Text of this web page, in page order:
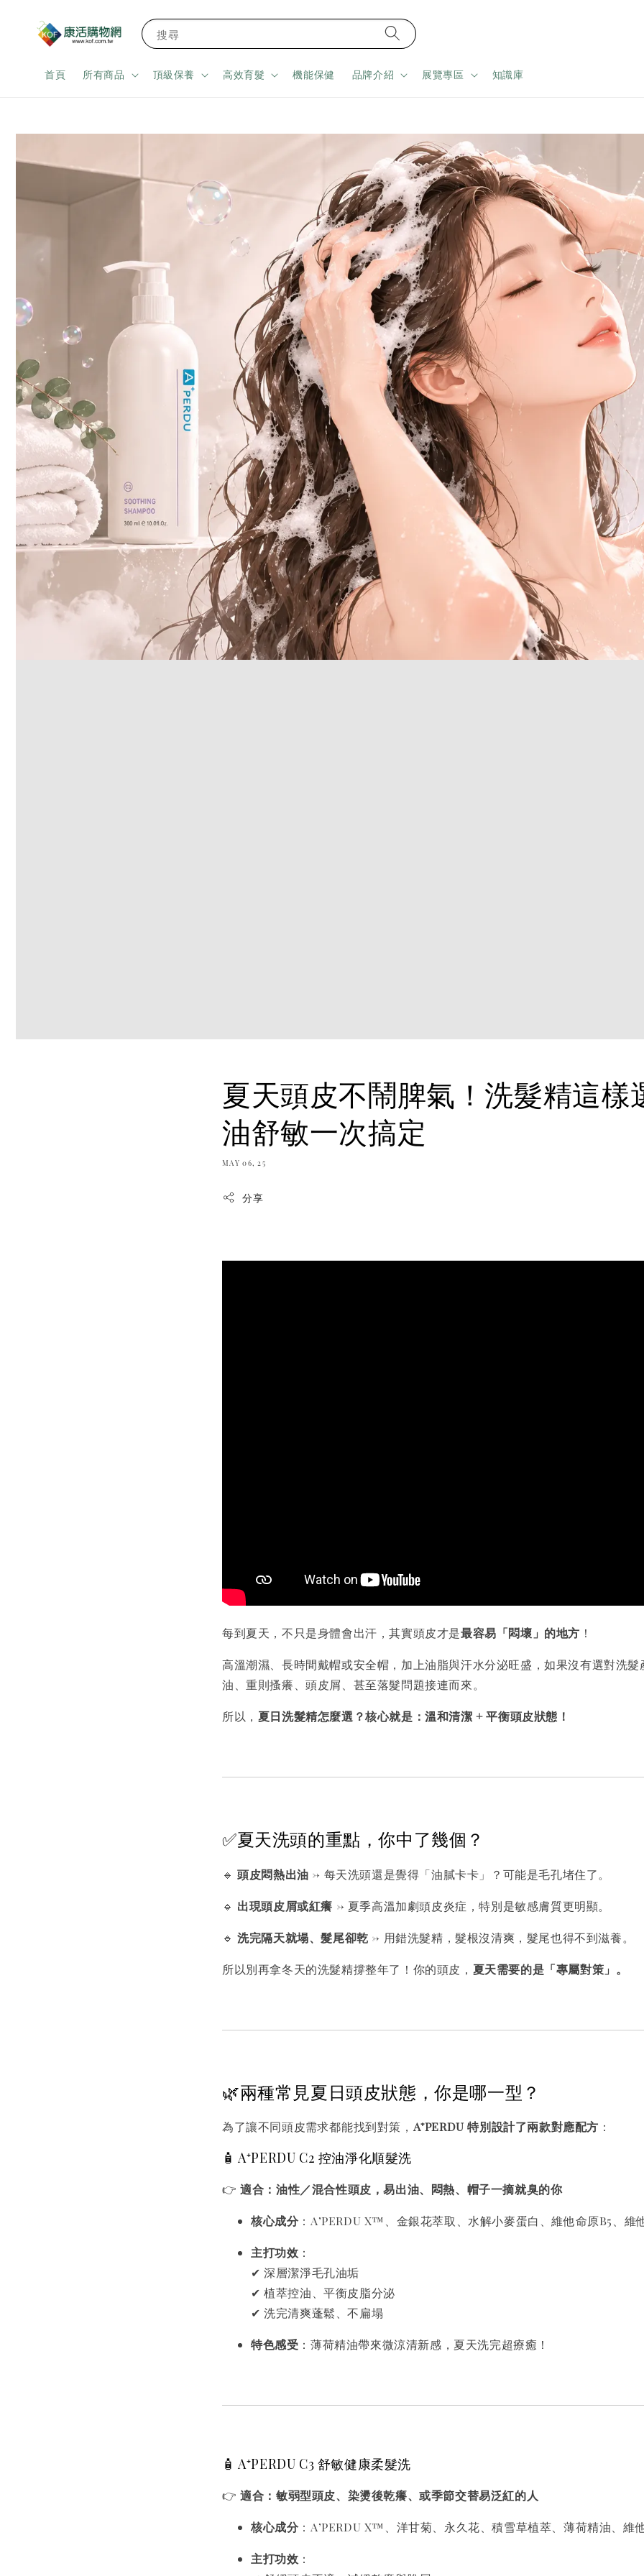
搜尋
首頁 所有商品 頂級保養 高效育髮 機能保健 品牌介紹 展覽專區 知識庫
夏天頭皮不鬧脾氣！洗髮精這樣
油舒敏一次搞定
MAY 06, 25
分享
每到夏天，不只是身體會出汗，其實頭皮才是最容易「悶壞」的地方 ！
高溫潮濕、長時間戴帽或安全帽，加上油脂與汗水分泌旺盛，如果沒有選對洗
油、重則搔癢、頭皮屑、甚至落髮問題接連而來。
所以， 夏日洗髮精怎麼選？核心就是：溫和清潔 + 平衡頭皮狀態！
✅夏天洗頭的重點，你中了幾個？
🔹頭皮悶熱出油 → 每天洗頭還是覺得「油膩卡卡」？可能是毛孔堵住了。
🔹 出現頭皮屑或紅癢 → 夏季高溫加劇頭皮炎症，特別是敏感膚質更明顯。
🔹洗完隔天就塌、髮尾卻乾 → 用錯洗髮精，髮根沒清爽，髮尾也得不到滋養。
所以別再拿冬天的洗髮精撐整年了！你的頭皮， 夏天需要的是「專屬對策」。
🌿兩種常見夏日頭皮狀態，你是哪一型？
為了讓不同頭皮需求都能找到對策， A⁺PERDU 特別設計了兩款對應配方 ：
🧴 A⁺PERDU C2 控油淨化順髮洗
👉適合：油性／混合性頭皮，易出油、悶熱、帽子一摘就臭的你
核心成分：A’PERDU X™、金銀花萃取、水解小麥蛋白、維他命原B5、維
主打功效 ：
✔ 深層潔淨毛孔油垢
✔ 植萃控油、平衡皮脂分泌
✔ 洗完清爽蓬鬆、不扁塌
特色感受 ：薄荷精油帶來微涼清新感，夏天洗完超療癒！
🧴 A⁺PERDU C3 舒敏健康柔髮洗
👉適合：敏弱型頭皮、染燙後乾癢、或季節交替易泛紅的人
核心成分：A’PERDU X™、洋甘菊、永久花、積雪草植萃、薄荷精油、維
主打功效 ：